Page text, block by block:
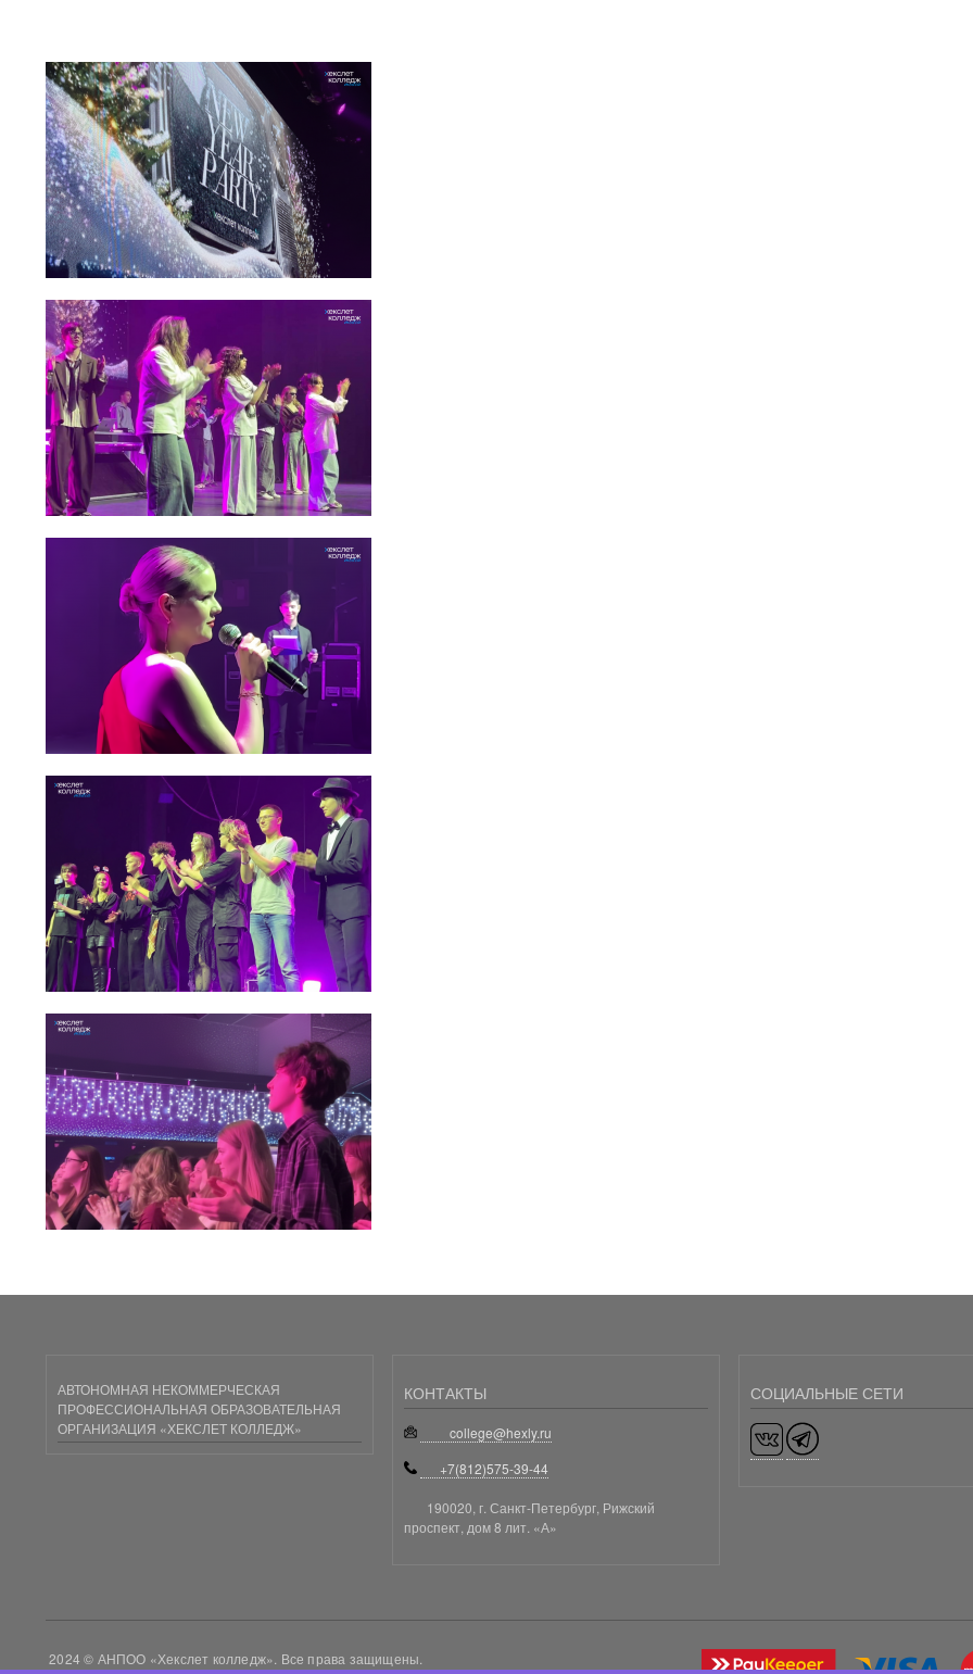
АВТОНОМНАЯ НЕКОММЕРЧЕСКАЯ
ПРОФЕССИОНАЛЬНАЯ ОБРАЗОВАТЕЛЬНАЯ
ОРГАНИЗАЦИЯ «ХЕКСЛЕТ КОЛЛЕДЖ»
КОНТАКТЫ
college@hexly.ru
+7(812)575-39-44
190020, г. Санкт-Петербург, Рижский
проспект, дом 8 лит. «А»
СОЦИАЛЬНЫЕ СЕТИ
2024 © АНПОО «Хекслет колледж». Все права защищены. Изображение